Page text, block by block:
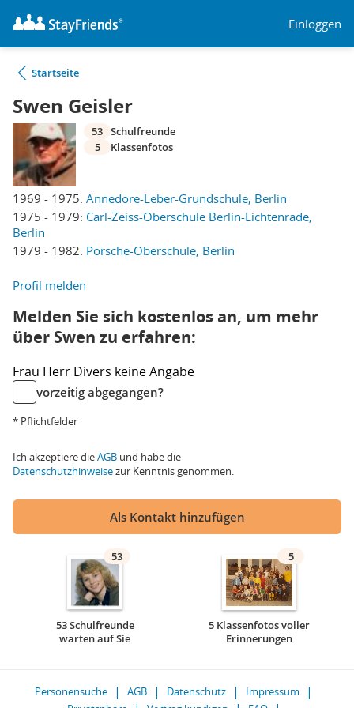
Einloggen
Startseite
Swen Geisler
1969 - 1975: Annedore-Leber-Grundschule, Berlin
1975 - 1979: Carl-Zeiss-Oberschule Berlin-Lichtenrade,
Berlin
1979 - 1982: Porsche-Oberschule, Berlin
53 Schulfreunde
5
Klassenfotos
Profil melden
Melden Sie sich kostenlos an, um mehr
über Swen zu erfahren:
Frau Herr Divers keine Angabe
vorzeitig abgegangen?
* Pflichtfelder
Ich akzeptiere dieAGB und habe die
Datenschutzhinweisezur Kenntnis genommen.
Als Kontakt hinzufügen
53
53 Schulfreunde
warten auf Sie
5
5 Klassenfotos voller
Erinnerungen
Personensuche AGB Datenschutz
Impressum